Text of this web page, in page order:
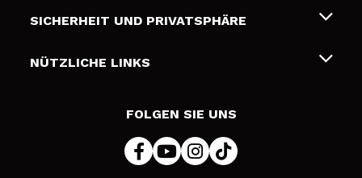
Geschenkkarten
Liefer- und Versandkosten
Zahlung
SICHERHEIT UND PRIVATSPHÄRE
Bedingungen und Datenschutz
NÜTZLICHE LINKS
FOLGEN SIE UNS